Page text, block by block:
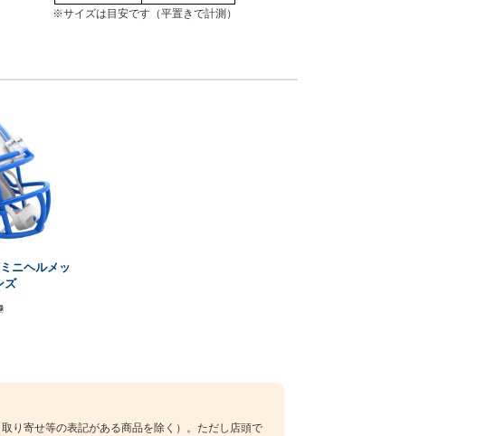
※サイズは目安です（平置きで計測）
ニヘルメッ
ズ
り寄せ等の表記がある商品を除く）。ただし店頭で